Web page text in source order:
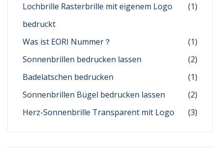
Lochbrille Rasterbrille mit eigenem Logo
bedruckt
(1)
Was ist EORI Nummer？
(1)
Sonnenbrillen bedrucken lassen
(2)
Badelatschen bedrucken
(1)
Sonnenbrillen Bügel bedrucken lassen
(2)
Herz-Sonnenbrille Transparent mit Logo
(3)